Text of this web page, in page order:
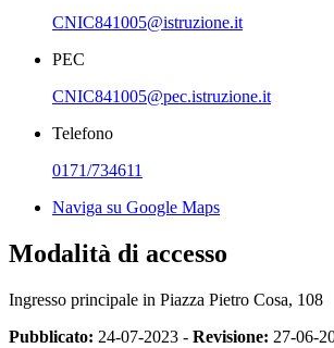
CNIC841005@istruzione.it
PEC
CNIC841005@pec.istruzione.it
Telefono
0171/734611
Naviga su Google Maps
Modalità di accesso
Ingresso principale in Piazza Pietro Cosa, 108
Pubblicato: 24-07-2023 - Revisione: 27-06-